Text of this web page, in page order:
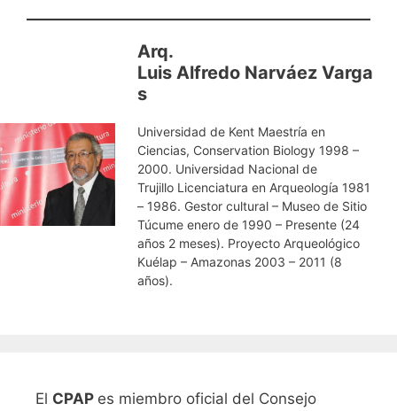
Arq.
Luis Alfredo Narváez Varga
s
Universidad de Kent Maestría en
Ciencias, Conservation Biology 1998 –
2000. Universidad Nacional de
Trujillo Licenciatura en Arqueología 1981
– 1986. Gestor cultural – Museo de Sitio
Túcume enero de 1990 – Presente (24
años 2 meses). Proyecto Arqueológico
Kuélap – Amazonas 2003 – 2011 (8
años).
El CPAP es miembro oficial del Consejo